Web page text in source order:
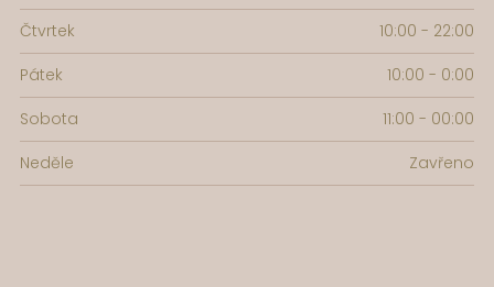
Čtvrtek
10:00 - 22:00
Pátek
10:00 - 0:00
Sobota
11:00 - 00:00
Neděle
Zavřeno